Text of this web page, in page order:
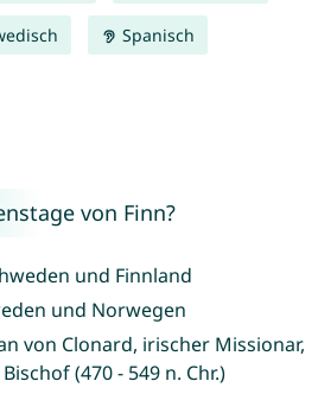
Spanisch
von Finn?
und Finnland
und Norwegen
von Clonard, irischer Missionar,
(470 - 549 n. Chr.)